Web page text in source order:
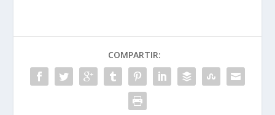
COMPARTIR: